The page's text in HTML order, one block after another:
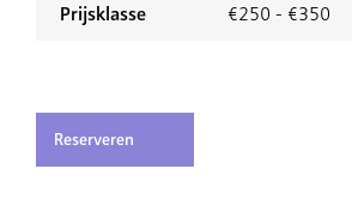
Prijsklasse €250 - €350
Reserveren